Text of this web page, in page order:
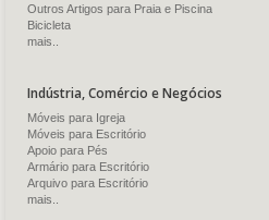
Outros Artigos para Praia e Piscina
Bicicleta
mais..
Indústria, Comércio e Negócios
Móveis para Igreja
Móveis para Escritório
Apoio para Pés
Armário para Escritório
Arquivo para Escritório
mais..